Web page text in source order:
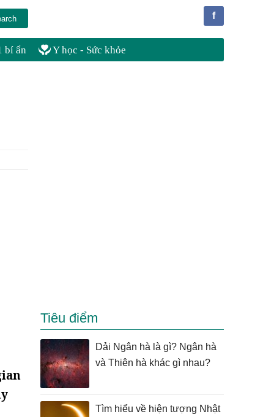
f
bí ẩn Y học - Sức khỏe
Tiêu điểm
Dải Ngân hà là gì? Ngân hà
và Thiên hà khác gì nhau?
Tìm hiểu về hiện tượng Nhật